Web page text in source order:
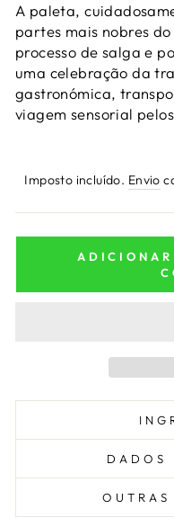
A paleta,
partes mais nobres
processo de salga e
uma celebração da
gastronómica,
viagem sensorial
Imposto incluído. Envio
DADOS
OUTRAS